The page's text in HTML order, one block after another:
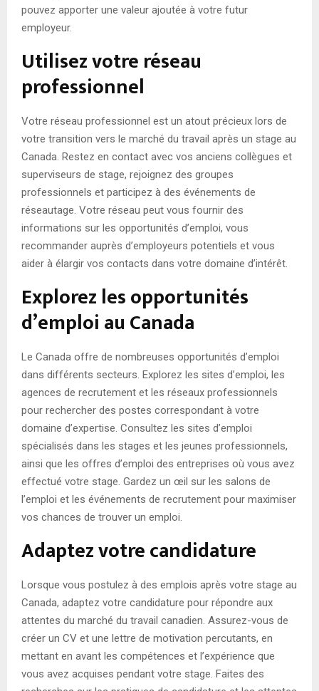
pouvez apporter une valeur ajoutée à votre futur
employeur.
Utilisez votre réseau
professionnel
Votre réseau professionnel est un atout précieux lors de
votre transition vers le marché du travail après un stage au
Canada. Restez en contact avec vos anciens collègues et
superviseurs de stage, rejoignez des groupes
professionnels et participez à des événements de
réseautage. Votre réseau peut vous fournir des
informations sur les opportunités d’emploi, vous
recommander auprès d’employeurs potentiels et vous
aider à élargir vos contacts dans votre domaine d’intérêt.
Explorez les opportunités
d’emploi au Canada
Le Canada offre de nombreuses opportunités d’emploi
dans différents secteurs. Explorez les sites d’emploi, les
agences de recrutement et les réseaux professionnels
pour rechercher des postes correspondant à votre
domaine d’expertise. Consultez les sites d’emploi
spécialisés dans les stages et les jeunes professionnels,
ainsi que les offres d’emploi des entreprises où vous avez
effectué votre stage. Gardez un œil sur les salons de
l’emploi et les événements de recrutement pour maximiser
vos chances de trouver un emploi.
Adaptez votre candidature
Lorsque vous postulez à des emplois après votre stage au
Canada, adaptez votre candidature pour répondre aux
attentes du marché du travail canadien. Assurez-vous de
créer un CV et une lettre de motivation percutants, en
mettant en avant les compétences et l’expérience que
vous avez acquises pendant votre stage. Faites des